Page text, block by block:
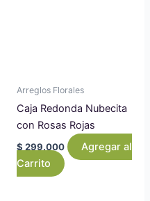
Arreglos Florales
Caja Redonda Nubecita
con Rosas Rojas
$ 299.000
Agregar al
Carrito